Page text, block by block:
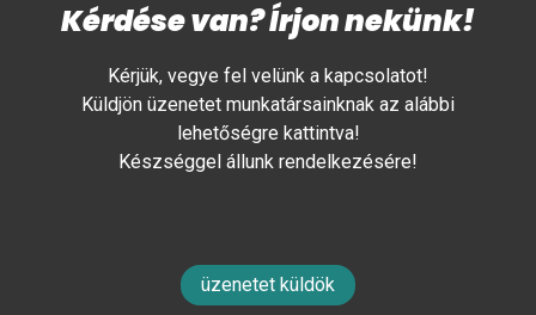
Kérdése van? Írjon nekünk!
Kérjük, vegye fel velünk a kapcsolatot!
Küldjön üzenetet munkatársainknak az alábbi
lehetőségre kattintva!
Készséggel állunk rendelkezésére!
üzenetet küldök